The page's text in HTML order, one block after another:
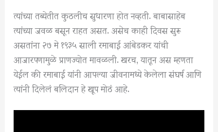
त्यांच्या तब्येतीत कुठलीच सुधारणा होत नव्हती. बाबासाहेब
त्यांच्या जवळ बसून राहत असत. असेच काही दिवस सुरू
असतांना २७ मे १९३५ साली रमाबाई आंबेडकर यांची
आजारपणामुळे प्राणज्योत मावळली. खरच, यातून अस म्हणता
येईल की रमाबाई यांनी आपल्या जीवनामध्ये केलेला संघर्ष आणि
त्यांनी दिलेलं बलिदान हे खूप मोठं आहे.